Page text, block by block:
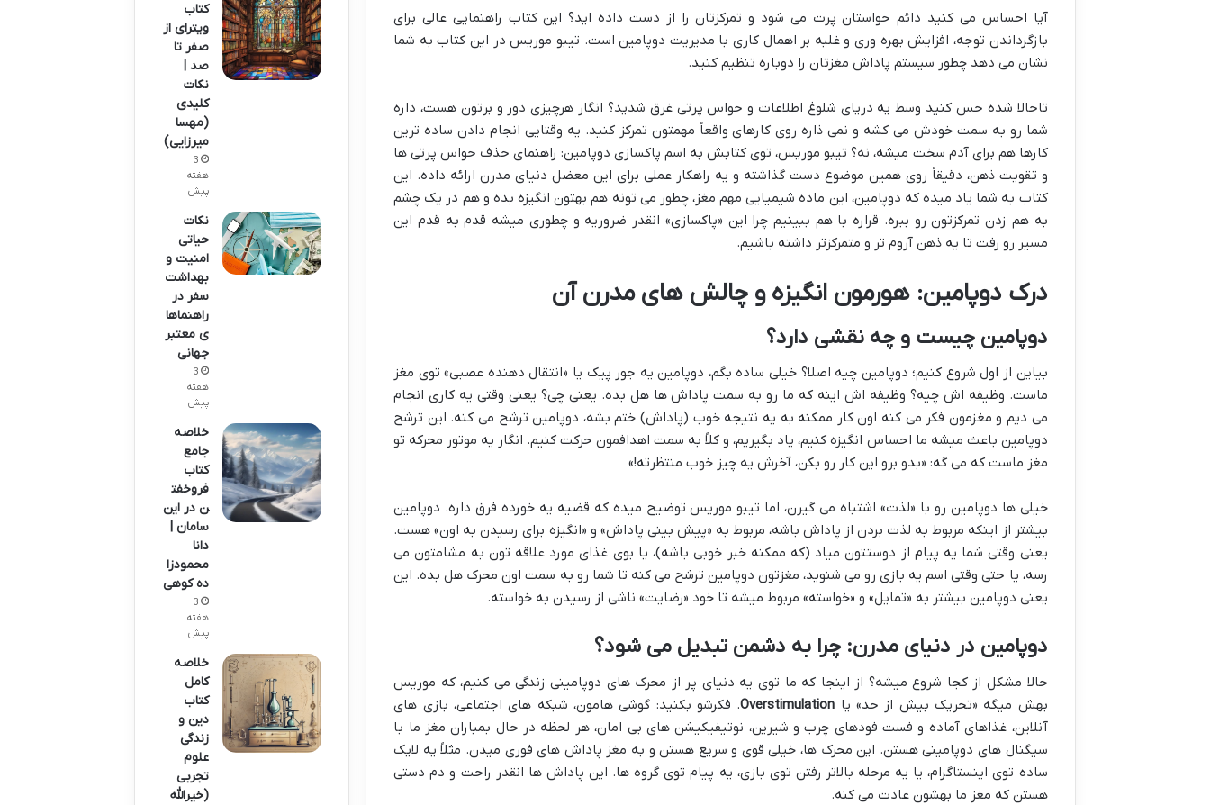
آیا احساس می کنید دائم حواستان پرت می شود و تمرکزتان را از دست داده اید؟ این کتاب راهنمایی عالی برای
بازگرداندن توجه، افزایش بهره وری و غلبه بر اهمال کاری با مدیریت دوپامین است. تیبو موریس در این کتاب به شما
نشان می دهد چطور سیستم پاداش مغزتان را دوباره تنظیم کنید.
تاحالا شده حس کنید وسط یه دریای شلوغ اطلاعات و حواس پرتی غرق شدید؟ انگار هرچیزی دور و برتون هست، داره
شما رو به سمت خودش می کشه و نمی ذاره روی کارهای واقعاً مهمتون تمرکز کنید. یه وقتایی انجام دادن ساده ترین
کارها هم برای آدم سخت میشه، نه؟ تیبو موریس، توی کتابش به اسم پاکسازی دوپامین: راهنمای حذف حواس پرتی ها
و تقویت ذهن، دقیقاً روی همین موضوع دست گذاشته و یه راهکار عملی برای این معضل دنیای مدرن ارائه داده. این
کتاب به شما یاد میده که دوپامین، این ماده شیمیایی مهم مغز، چطور می تونه هم بهتون انگیزه بده و هم در یک چشم
به هم زدن تمرکزتون رو ببره. قراره با هم ببینیم چرا این «پاکسازی» انقدر ضروریه و چطوری میشه قدم به قدم این
مسیر رو رفت تا یه ذهن آروم تر و متمرکزتر داشته باشیم.
درک دوپامین: هورمون انگیزه و چالش های مدرن آن
دوپامین چیست و چه نقشی دارد؟
بیاین از اول شروع کنیم؛ دوپامین چیه اصلا؟ خیلی ساده بگم، دوپامین یه جور پیک یا «انتقال دهنده عصبی» توی مغز
ماست. وظیفه اش چیه؟ وظیفه اش اینه که ما رو به سمت پاداش ها هل بده. یعنی چی؟ یعنی وقتی یه کاری انجام
می دیم و مغزمون فکر می کنه اون کار ممکنه به یه نتیجه خوب (پاداش) ختم بشه، دوپامین ترشح می کنه. این ترشح
دوپامین باعث میشه ما احساس انگیزه کنیم، یاد بگیریم، و کلاً به سمت اهدافمون حرکت کنیم. انگار یه موتور محرکه تو
مغز ماست که می گه: «بدو برو این کار رو بکن، آخرش یه چیز خوب منتظرته!»
خیلی ها دوپامین رو با «لذت» اشتباه می گیرن، اما تیبو موریس توضیح میده که قضیه یه خورده فرق داره. دوپامین
بیشتر از اینکه مربوط به لذت بردن از پاداش باشه، مربوط به «پیش بینی پاداش» و «انگیزه برای رسیدن به اون» هست.
یعنی وقتی شما یه پیام از دوستتون میاد (که ممکنه خبر خوبی باشه)، یا بوی غذای مورد علاقه تون به مشامتون می
رسه، یا حتی وقتی اسم یه بازی رو می شنوید، مغزتون دوپامین ترشح می کنه تا شما رو به سمت اون محرک هل بده. این
یعنی دوپامین بیشتر به «تمایل» و «خواسته» مربوط میشه تا خود «رضایت» ناشی از رسیدن به خواسته.
دوپامین در دنیای مدرن: چرا به دشمن تبدیل می شود؟
حالا مشکل از کجا شروع میشه؟ از اینجا که ما توی یه دنیای پر از محرک های دوپامینی زندگی می کنیم، که موریس
بهش میگه «تحریک بیش از حد» یا Overstimulation. فکرشو بکنید: گوشی هامون، شبکه های اجتماعی، بازی های
آنلاین، غذاهای آماده و فست فودهای چرب و شیرین، نوتیفیکیشن های بی امان، هر لحظه در حال بمباران مغز ما با
سیگنال های دوپامینی هستن. این محرک ها، خیلی قوی و سریع هستن و به مغز پاداش های فوری میدن. مثلاً یه لایک
ساده توی اینستاگرام، یا یه مرحله بالاتر رفتن توی بازی، یه پیام توی گروه ها. این پاداش ها انقدر راحت و دم دستی
هستن که مغز ما بهشون عادت می کنه.
کتاب
ویترای از
صفر تا
صد |
نکات
کلیدی
(مهسا
میرزایی)
3
هفته
پیش
نکات
حیاتی
امنیت و
بهداشت
سفر در
راهنماها
ی معتبر
جهانی
3
هفته
پیش
خلاصه
جامع
کتاب
فروخفت
ن در این
سامان |
دانا
محمودزا
ده کوهی
3
هفته
پیش
خلاصه
کامل
کتاب
دین و
زندگی
علوم
تجربی
(خیرالله